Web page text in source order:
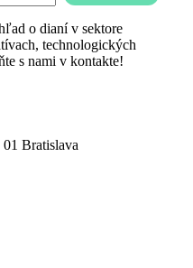
o dianí v sektore
technologických
s nami v kontakte!
Bratislava